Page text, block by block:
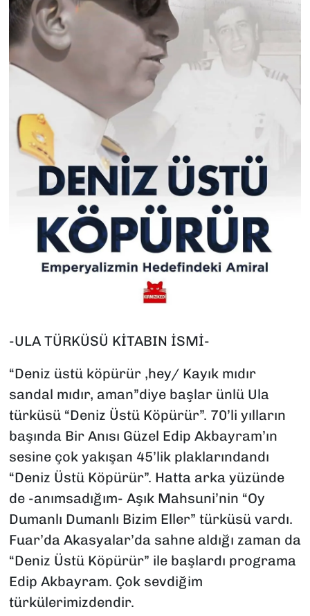
-ULA TÜRKÜSÜ KİTABIN İSMİ-
“Deniz üstü köpürür ,hey/ Kayık mıdır
sandal mıdır, aman”diye başlar ünlü Ula
türküsü “Deniz Üstü Köpürür”. 70’li yılların
başında Bir Anısı Güzel Edip Akbayram’ın
sesine çok yakışan 45’lik plaklarındandı
“Deniz Üstü Köpürür”. Hatta arka yüzünde
de -anımsadığım- Aşık Mahsuni’nin “Oy
Dumanlı Dumanlı Bizim Eller” türküsü vardı.
Fuar’da Akasyalar’da sahne aldığı zaman da
“Deniz Üstü Köpürür” ile başlardı programa
Edip Akbayram. Çok sevdiğim
türkülerimizdendir.